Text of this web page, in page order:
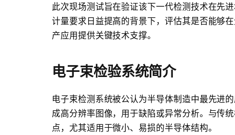
此次现场测试旨在验证该下一代检测技术在先
计量要求日益提高的背景下，评估其是否能够
产应用提供关键技术支撑。
电子束检验系统简介
电子束检测系统被公认为半导体制造中最先进
成高分辨率图像，用于缺陷或异常分析。与传
点，尤其适用于微小、易损的半导体结构。